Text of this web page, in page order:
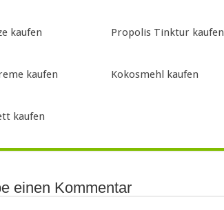
kaufen Propolis Tinktur kaufen
kaufen Kokosmehl kaufen
kaufen
einen Kommentar